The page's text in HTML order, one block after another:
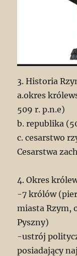
3. Historia
a.okres
509 r. p.n.e)
b. republika
c. cesarstwo
Cesarstwa
4. Okres
-7 królów
miasta Rzym,
Pyszny)
-ustrój
posiadający